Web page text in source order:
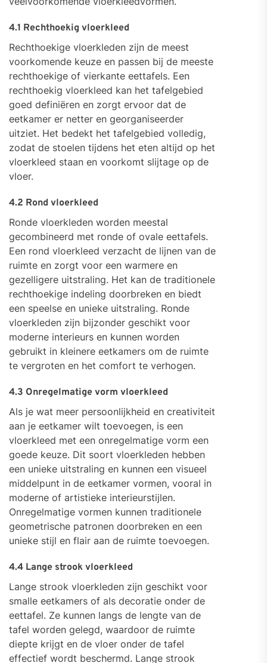
4.1 Rechthoekig vloerkleed
Rechthoekige vloerkleden zijn de meest
voorkomende keuze en passen bij de meeste
rechthoekige of vierkante eettafels. Een
rechthoekig vloerkleed kan het tafelgebied
goed definiëren en zorgt ervoor dat de
eetkamer er netter en georganiseerder
uitziet. Het bedekt het tafelgebied volledig,
zodat de stoelen tijdens het eten altijd op het
vloerkleed staan en voorkomt slijtage op de
vloer.
4.2 Rond vloerkleed
Ronde vloerkleden worden meestal
gecombineerd met ronde of ovale eettafels.
Een rond vloerkleed verzacht de lijnen van de
ruimte en zorgt voor een warmere en
gezelligere uitstraling. Het kan de traditionele
rechthoekige indeling doorbreken en biedt
een speelse en unieke uitstraling. Ronde
vloerkleden zijn bijzonder geschikt voor
moderne interieurs en kunnen worden
gebruikt in kleinere eetkamers om de ruimte
te vergroten en het comfort te verhogen.
4.3 Onregelmatige vorm vloerkleed
Als je wat meer persoonlijkheid en creativiteit
aan je eetkamer wilt toevoegen, is een
vloerkleed met een onregelmatige vorm een
goede keuze. Dit soort vloerkleden hebben
een unieke uitstraling en kunnen een visueel
middelpunt in de eetkamer vormen, vooral in
moderne of artistieke interieurstijlen.
Onregelmatige vormen kunnen traditionele
geometrische patronen doorbreken en een
unieke stijl en flair aan de ruimte toevoegen.
4.4 Lange strook vloerkleed
Lange strook vloerkleden zijn geschikt voor
smalle eetkamers of als decoratie onder de
eettafel. Ze kunnen langs de lengte van de
tafel worden gelegd, waardoor de ruimte
diepte krijgt en de vloer onder de tafel
effectief wordt beschermd. Lange strook